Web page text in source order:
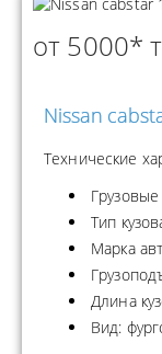
от 5000*
Nissan
Технические
Тип
Марка
Длина
Вид: